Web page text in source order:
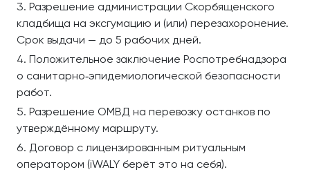
Разрешение администрации Скорбященского
кладбища на эксгумацию и (или) перезахоронение.
Срок выдачи — до 5 рабочих дней.
Положительное заключение Роспотребнадзора
о санитарно‑эпидемиологической безопасности
работ.
Разрешение ОМВД на перевозку останков по
утверждённому маршруту.
Договор с лицензированным ритуальным
оператором (iWALY берёт это на себя).